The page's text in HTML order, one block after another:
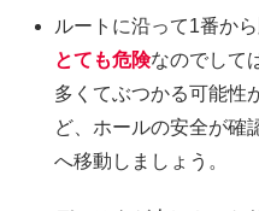
ルートに沿って1番か
とても危険なのでして
多くてぶつかる可能性
ど、ホールの安全が確
へ移動しましょう。